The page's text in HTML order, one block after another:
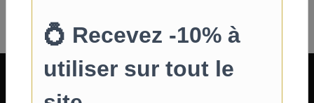
Ajouter
INFOS PRATIQUES